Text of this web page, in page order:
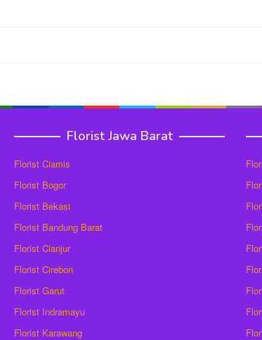
Florist Jawa Barat
Florist Ciamis
Florist Bogor
Florist Bekasi
Florist Bandung Barat
Florist Cianjur
Florist Cirebon
Florist Garut
Florist Indramayu
Florist Karawang